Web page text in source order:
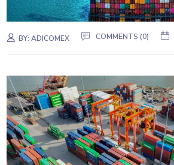
BY:ADICOMEX COMMENTS (0)